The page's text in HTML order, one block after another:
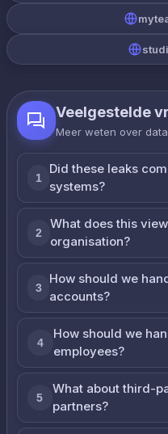
Veelgestelde
Meer weten over
1
Did these leaks
systems?
2
What does this
organisation?
3
How should we
accounts?
4
How should we
employees?
5
What about third-
partners?